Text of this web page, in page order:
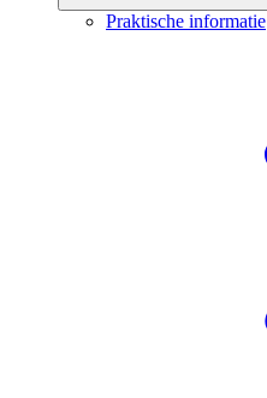
Praktische informatie